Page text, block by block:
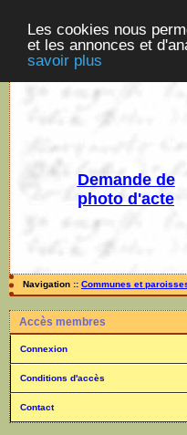
Les cookies nous
et les annonces et
savoir plus
Demande de
photo d'acte
Navigation :: Communes et
Accès membres
Connexion
Conditions d'accès
Contact